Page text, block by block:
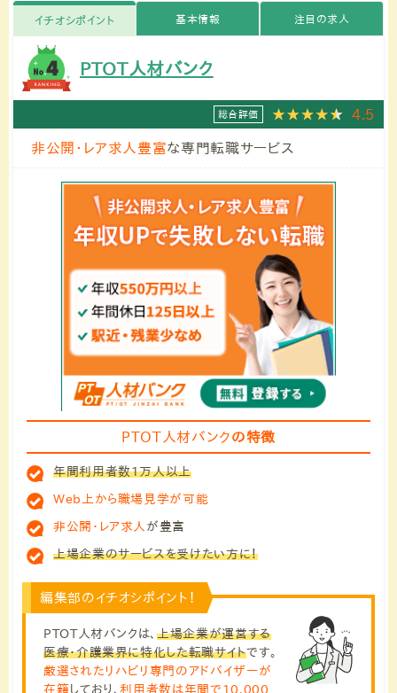
イチオシポイント 基本情報 注目の求人
PTOT人材バンク
総合評価 4.5
非公開・レア求人豊富な専門転職サービス
PTOT人材バンクの特徴
年間利用者数1万人以上
Web上から職場見学が可能
非公開・レア求人 が豊富
上場企業のサービスを受けたい方に！
編集部のイチオシポイント！
PTOT人材バンクは、上場企業が運営する
医療・介護業界に特化した転職サイトです。
厳選されたリハビリ専門のアドバイザーが
在籍しており、 利用者数は年間で10,000